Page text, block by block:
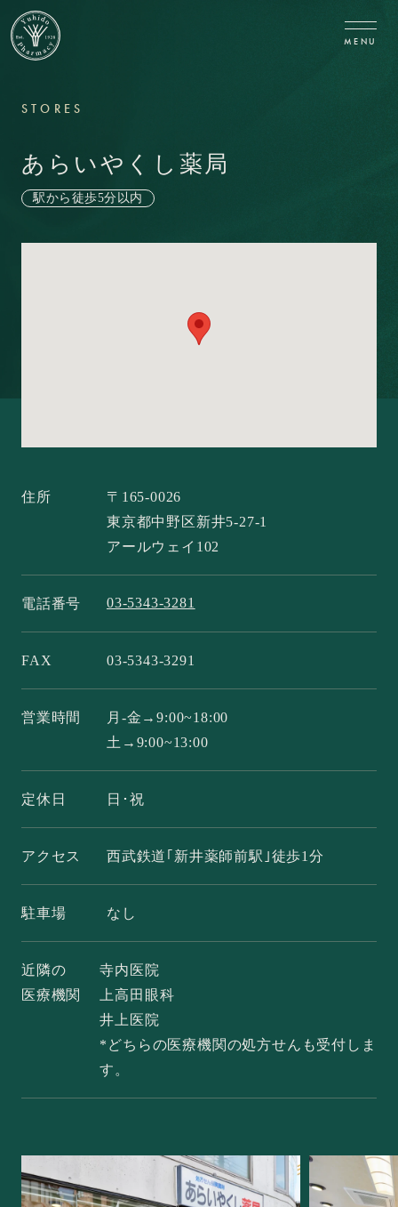
CLOSE
MENU
STORES
あらいやくし薬局
駅から徒歩5分以内
住所
〒165-0026
東京都中野区新井5-27-1
アールウェイ102
電話番号 03-5343-3281
FAX 03-5343-3291
営業時間
月-金→9:00~18:00
土→9:00~13:00
定休日 日･祝
アクセス 西武鉄道｢新井薬師前駅｣徒歩1分
駐車場 なし
近隣の
医療機関
寺内医院
上高田眼科
井上医院
*どちらの医療機関の処方せんも受付しま
す。